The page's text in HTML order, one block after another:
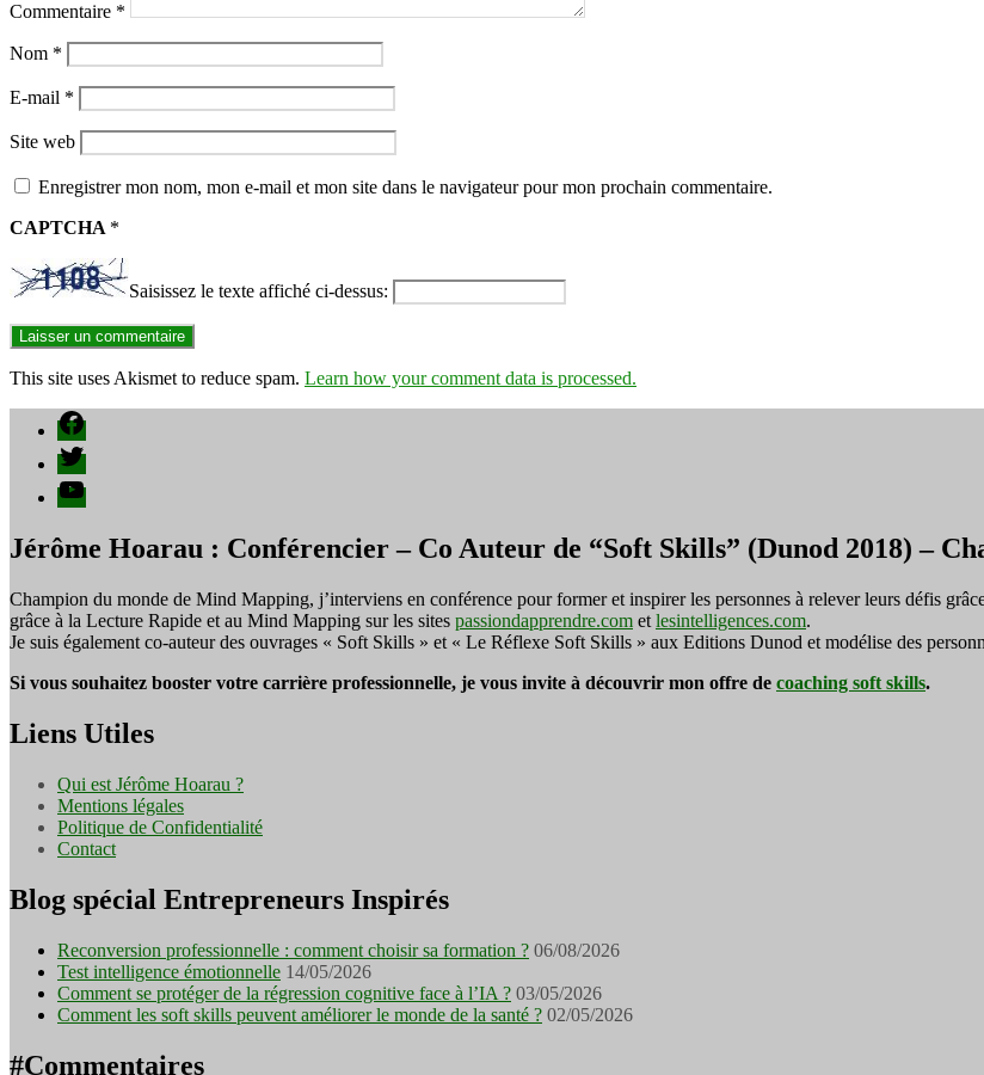
Commentaire *
Nom *
E-mail *
Site web
Enregistrer mon nom, mon e-mail et mon site dans le navigateur pour mon prochain commentaire.
CAPTCHA *
Saisissez le texte affiché ci-dessus:
This site uses Akismet to reduce spam. Learn how your comment data is processed.
Facebook
Twitter
YouTube
Jérôme Hoarau : Conférencier – Co Auteur de “Soft Skills” (Dunod 2018) –
Champion du monde de Mind Mapping, j’interviens en conférence pour former et inspirer les personnes à relever leurs défis
grâce à la Lecture Rapide et au Mind Mapping sur les sites passiondapprendre.com et lesintelligences.com.
Je suis également co-auteur des ouvrages « Soft Skills » et « Le Réflexe Soft Skills » aux Editions Dunod et modélise des
Si vous souhaitez booster votre carrière professionnelle, je vous invite à découvrir mon offre de coaching soft skills.
Liens Utiles
Qui est Jérôme Hoarau ?
Mentions légales
Politique de Confidentialité
Contact
Blog spécial Entrepreneurs Inspirés
Reconversion professionnelle : comment choisir sa formation ? 06/08/2026
Test intelligence émotionnelle 14/05/2026
Comment se protéger de la régression cognitive face à l’IA ? 03/05/2026
Comment les soft skills peuvent améliorer le monde de la santé ? 02/05/2026
#Commentaires